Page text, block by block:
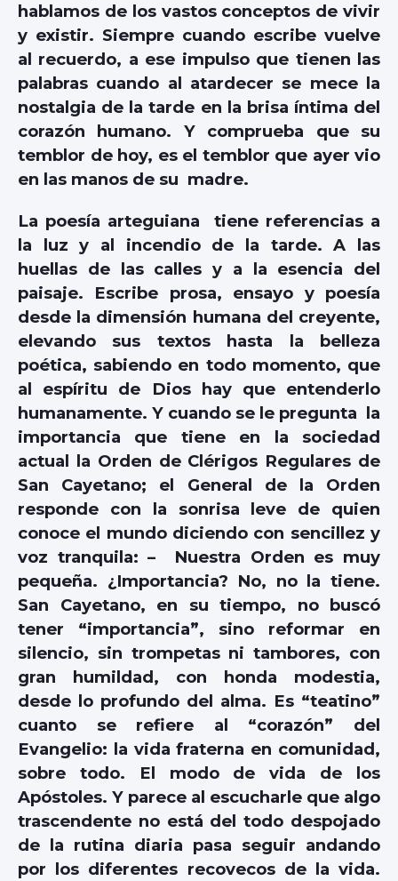
hablamos de los vastos conceptos de vivir
y existir. Siempre cuando escribe vuelve
al recuerdo, a ese impulso que tienen las
palabras cuando al atardecer se mece la
nostalgia de la tarde en la brisa íntima del
corazón humano. Y comprueba que su
temblor de hoy, es el temblor que ayer vio
en las manos de su madre.
La poesía arteguiana tiene referencias a
la luz y al incendio de la tarde. A las
huellas de las calles y a la esencia del
paisaje. Escribe prosa, ensayo y poesía
desde la dimensión humana del creyente,
elevando sus textos hasta la belleza
poética, sabiendo en todo momento, que
al espíritu de Dios hay que entenderlo
humanamente. Y cuando se le pregunta la
importancia que tiene en la sociedad
actual la Orden de Clérigos Regulares de
San Cayetano; el General de la Orden
responde con la sonrisa leve de quien
conoce el mundo diciendo con sencillez y
voz tranquila: – Nuestra Orden es muy
pequeña. ¿Importancia? No, no la tiene.
San Cayetano, en su tiempo, no buscó
tener “importancia”, sino reformar en
silencio, sin trompetas ni tambores, con
gran humildad, con honda modestia,
desde lo profundo del alma. Es “teatino”
cuanto se refiere al “corazón” del
Evangelio: la vida fraterna en comunidad,
sobre todo. El modo de vida de los
Apóstoles. Y parece al escucharle que algo
trascendente no está del todo despojado
de la rutina diaria pasa seguir andando
por los diferentes recovecos de la vida.